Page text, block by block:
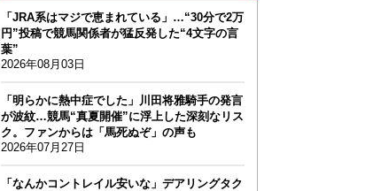
「JRA系はマジで恵まれている」…“30分で2万
円”投稿で競馬関係者が猛反発した“4文字の言
葉”
2026年08月03日
「明らかに熱中症でした」川田将雅騎手の発言
が波紋…競馬“真夏開催”に浮上した深刻なリス
ク。ファンからは「馬死ぬぞ」の声も
2026年07月27日
「なんかコントレイル安いな」デアリングタク